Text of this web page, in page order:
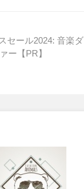
セール2024: 音楽ダ
ー【PR】